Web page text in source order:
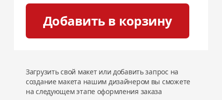
Добавить в корзину
Загрузить свой макет или добавить запрос на
создание макета нашим дизайнером вы сможете
на следующем этапе оформления заказа